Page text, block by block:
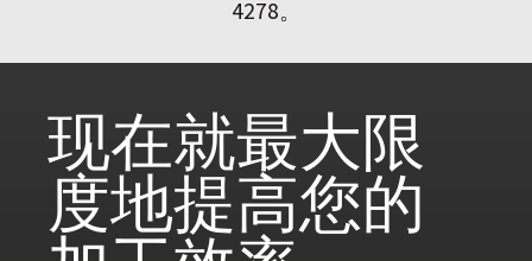
4278。
现在就最大限
度地提高您的